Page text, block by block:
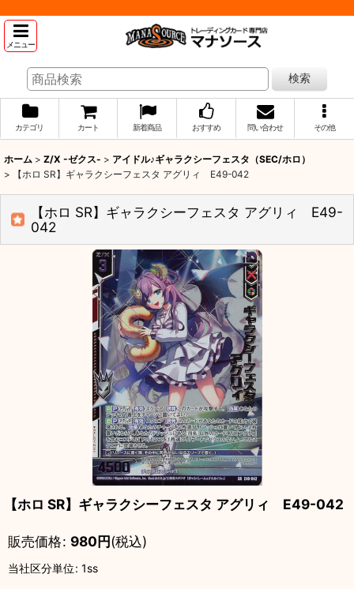
メニュー
検索
カテゴリ カート 新着商品 おすすめ 問い合わせ その他
ホーム > Z/X -ゼクス- > アイドル♪ギャラクシーフェスタ（SEC/ホロ）
>
【ホロ SR】ギャラクシーフェスタ アグリィ E49-042
【ホロ SR】ギャラクシーフェスタ アグリィ E49-
042
【ホロ SR】ギャラクシーフェスタ アグリィ E49-042
販売価格: 980円(税込)
当社区分単位: 1ss